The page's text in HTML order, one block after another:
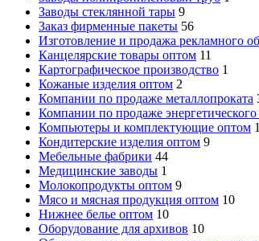
Заводы стеклянной тары 9
Заказ фирменные пакеты 56
Изготовление и продажа рекламного
Канцелярские товары оптом 11
Картографическое производство 1
Кожаные изделия оптом 2
Компании по продаже металлопроката
Компании по продаже
Компьютеры и комплектующие оптом
Кондитерские изделия оптом 9
Мебельные фабрики 44
Медицинские заводы 1
Молокопродукты оптом 9
Мясо и мясная продукция оптом 10
Нижнее белье оптом 10
Оборудование для архивов 10